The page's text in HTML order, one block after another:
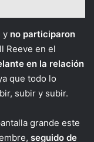
y no participaron
Reeve en el
en la relación
que todo lo
subir y subir.
grande este
seguido de